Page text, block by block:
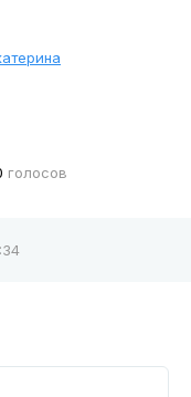
голосов